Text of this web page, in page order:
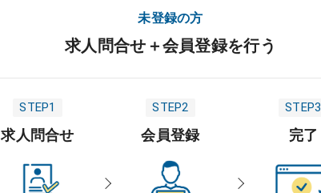
未登録の方
求人問合せ＋会員登録を行う
STEP1
求人問合せ
STEP2
会員登録
STEP3
完了